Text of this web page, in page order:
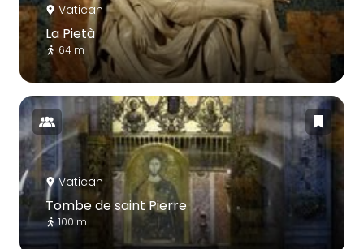
Vatican
La Pietà
64 m
Vatican
Tombe de saint Pierre
100 m